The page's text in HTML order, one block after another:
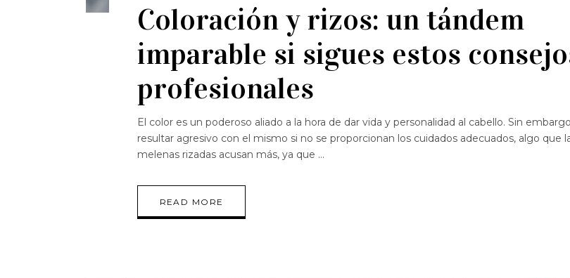
Coloración y rizos: un tándem
imparable si sigues estos
profesionales
El color es un poderoso aliado a la hora de dar vida y personalidad al cabello. Sin
resultar agresivo con el mismo si no se proporcionan los cuidados adecuados, algo que
melenas rizadas acusan más, ya que
READ MORE